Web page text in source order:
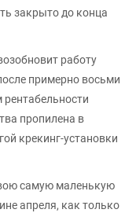
закрыто до конца
работу
примерно восьми
рентабельности
пропилена в
крекинг-установки
самую маленькую
апреля, как только